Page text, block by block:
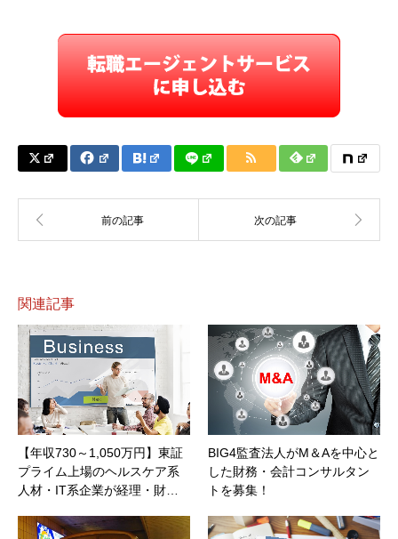
関連記事
【年収730～1,050万円】東証
プライム上場のヘルスケア系
人材・IT系企業が経理・財…
BIG4監査法人がM＆Aを中心と
した財務・会計コンサルタン
トを募集！